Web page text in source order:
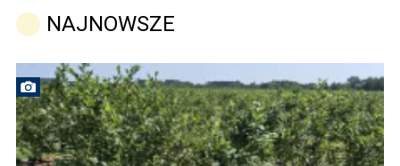
NAJNOWSZE